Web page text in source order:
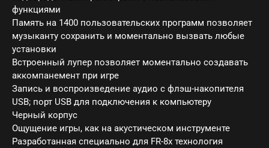
функциями
Память на 1400 пользовательских программ позволяет
музыканту сохранить и моментально вызвать любые
установки
Встроенный лупер позволяет моментально создавать
аккомпанемент при игре
Запись и воспроизведение аудио с флэш-накопителя
USB; порт USB для подключения к компьютеру
Черный корпус
Ощущение игры, как на акустическом инструменте
Разработанная специально для FR-8x технология